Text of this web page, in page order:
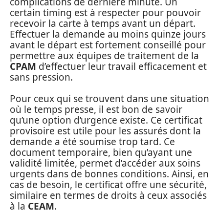
certain timing est à respecter pour pouvoir
recevoir la carte à temps avant un départ.
Effectuer la demande au moins quinze jours
avant le départ est fortement conseillé pour
permettre aux équipes de traitement de la
CPAM d’effectuer leur travail efficacement et
sans pression.
Pour ceux qui se trouvent dans une situation
où le temps presse, il est bon de savoir
qu’une option d’urgence existe. Ce certificat
provisoire est utile pour les assurés dont la
demande a été soumise trop tard. Ce
document temporaire, bien qu’ayant une
validité limitée, permet d’accéder aux soins
urgents dans de bonnes conditions. Ainsi, en
cas de besoin, le certificat offre une sécurité,
similaire en termes de droits à ceux associés
à la CEAM.